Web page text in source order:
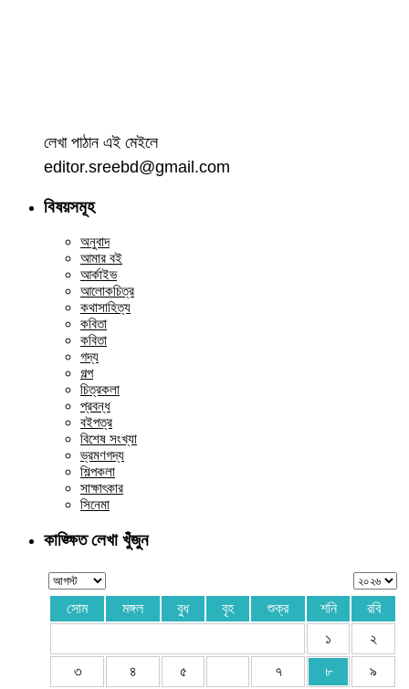
লেখা পাঠান এই মেইলে
editor.sreebd@gmail.com
বিষয়সমূহ
অনুবাদ
আমার বই
আর্কাইভ
আলোকচিত্র
কথাসাহিত্য
কবিতা
কবিতা
গদ্য
গল্প
চিত্রকলা
প্রবন্ধ
বইপত্র
বিশেষ সংখ্যা
ভ্রমণগদ্য
শিল্পকলা
সাক্ষাৎকার
সিনেমা
কাঙ্ক্ষিত লেখা খুঁজুন
সোম মঙ্গল বুধ বৃহ শুক্র শনি
রবি
১
২
৩ ৪ ৫ ৭ ৮ ৯